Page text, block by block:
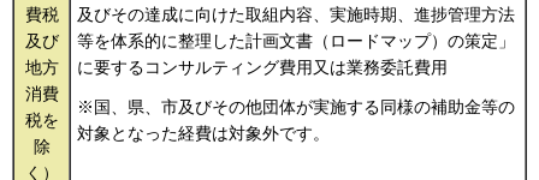
費税
及び
地方
消費
税を
除
く）
及びその達成に向けた取組内容、実施時期、進捗管理方法
等を体系的に整理した計画文書（ロードマップ）の策定」
に要するコンサルティング費用又は業務委託費用
※国、県、市及びその他団体が実施する同様の補助金等の
対象となった経費は対象外です。